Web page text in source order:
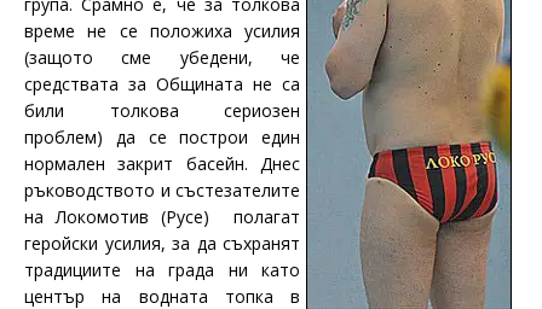
време не се положиха усилия
(защото сме убедени, че
средствата за Общината не са
били толкова сериозен
проблем) да се построи един
нормален закрит басейн. Днес
ръководството и състезателите
на Локомотив (Русе) полагат
геройски усилия, за да съхранят
традициите на града ни като
център на водната топка в